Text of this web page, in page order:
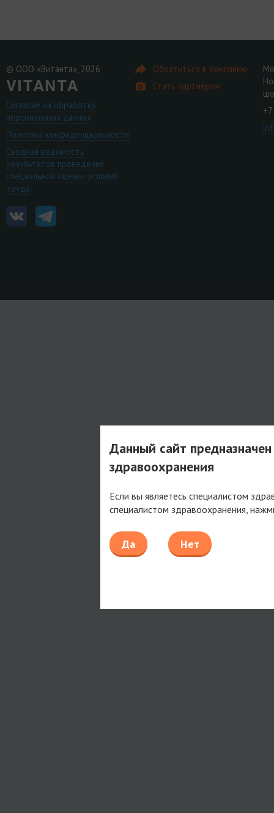
© ООО «Витанта», 2026
Согласие на обработку
персональных данных
Политика конфиденциальности
Сводная ведомость
результатов проведения
специальной оценки условий
труда
Обратиться в компанию
Стать партнером
Данный сайт
здравоохранения
Если вы являетесь специалистом
специалистом здравоохранения,
Да Нет